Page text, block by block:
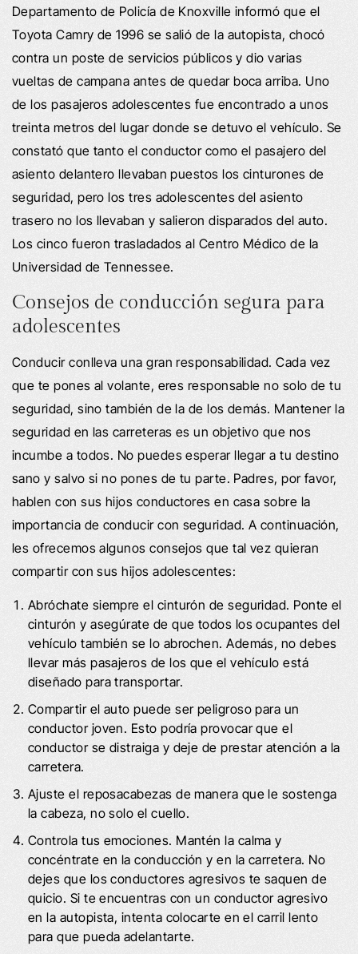
Departamento de Policía de Knoxville informó que el
Toyota Camry de 1996 se salió de la autopista, chocó
contra un poste de servicios públicos y dio varias
vueltas de campana antes de quedar boca arriba. Uno
de los pasajeros adolescentes fue encontrado a unos
treinta metros del lugar donde se detuvo el vehículo. Se
constató que tanto el conductor como el pasajero del
asiento delantero llevaban puestos los cinturones de
seguridad, pero los tres adolescentes del asiento
trasero no los llevaban y salieron disparados del auto.
Los cinco fueron trasladados al Centro Médico de la
Universidad de Tennessee.
Consejos de conducción segura para
adolescentes
Conducir conlleva una gran responsabilidad. Cada vez
que te pones al volante, eres responsable no solo de tu
seguridad, sino también de la de los demás. Mantener la
seguridad en las carreteras es un objetivo que nos
incumbe a todos. No puedes esperar llegar a tu destino
sano y salvo si no pones de tu parte. Padres, por favor,
hablen con sus hijos conductores en casa sobre la
importancia de conducir con seguridad. A continuación,
les ofrecemos algunos consejos que tal vez quieran
compartir con sus hijos adolescentes:
Abróchate siempre el cinturón de seguridad. Ponte el
cinturón y asegúrate de que todos los ocupantes del
vehículo también se lo abrochen. Además, no debes
llevar más pasajeros de los que el vehículo está
diseñado para transportar.
Compartir el auto puede ser peligroso para un
conductor joven. Esto podría provocar que el
conductor se distraiga y deje de prestar atención a la
carretera.
Ajuste el reposacabezas de manera que le sostenga
la cabeza, no solo el cuello.
Controla tus emociones. Mantén la calma y
concéntrate en la conducción y en la carretera. No
dejes que los conductores agresivos te saquen de
quicio. Si te encuentras con un conductor agresivo
en la autopista, intenta colocarte en el carril lento
para que pueda adelantarte.